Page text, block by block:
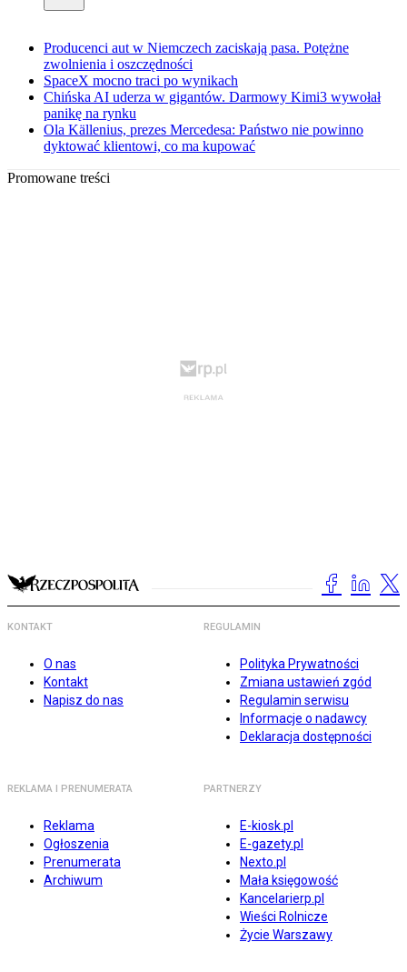
Producenci aut w Niemczech zaciskają pasa. Potężne
zwolnienia i oszczędności
SpaceX mocno traci po wynikach
Chińska AI uderza w gigantów. Darmowy Kimi3 wywołał
panikę na rynku
Ola Källenius, prezes Mercedesa: Państwo nie powinno
dyktować klientowi, co ma kupować
Promowane treści
KONTAKT
O nas
Kontakt
Napisz do nas
REGULAMIN
Polityka Prywatności
Zmiana ustawień zgód
Regulamin serwisu
Informacje o nadawcy
Deklaracja dostępności
REKLAMA I PRENUMERATA
Reklama
Ogłoszenia
Prenumerata
Archiwum
PARTNERZY
E-kiosk.pl
E-gazety.pl
Nexto.pl
Mała księgowość
Kancelarierp.pl
Wieści Rolnicze
Życie Warszawy